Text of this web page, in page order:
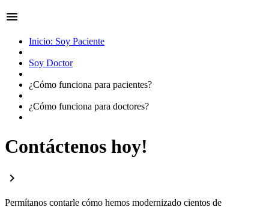
menu
Inicio: Soy Paciente
Soy Doctor
¿Cómo funciona para pacientes?
¿Cómo funciona para doctores?
Contáctenos hoy!
chevron_right
Permítanos contarle cómo hemos modernizado cientos de